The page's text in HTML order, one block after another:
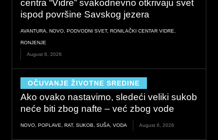
centra “Vidre” svakodnevno otkrivaju svet
ispod površine Savskog jezera
AVANTURA NOVO PODVODNI SVET, RONILAČKI CENTAR VIDRE
RONJENJE
August 6, 2026
OČUVANJE ŽIVOTNE SREDINE
Ako ovako nastavimo, sledeći veliki sukob
neće biti zbog nafte – već zbog vode
NOVO POPLAVE RAT, SUKOB SUŠA VODA August 6, 2026